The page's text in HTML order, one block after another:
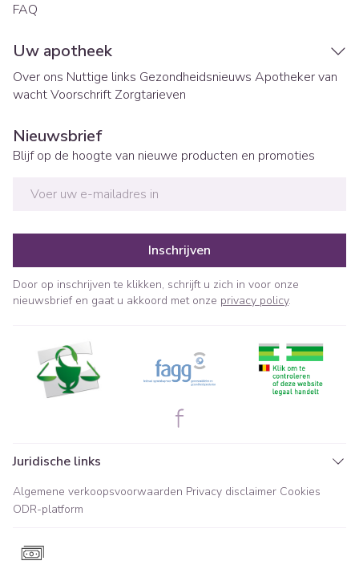
FAQ
Uw apotheek
Over ons Nuttige links Gezondheidsnieuws Apotheker van
wachtVoorschrift Zorgtarieven
Nieuwsbrief
Blijf op de hoogte van nieuwe producten en promoties
Inschrijven
Door op inschrijven te klikken, schrijft u zich in voor onze
nieuwsbrief en gaat u akkoord met onze privacy policy.
Juridische links
Algemene verkoopsvoorwaarden Privacy disclaimer Cookies
ODR-platform